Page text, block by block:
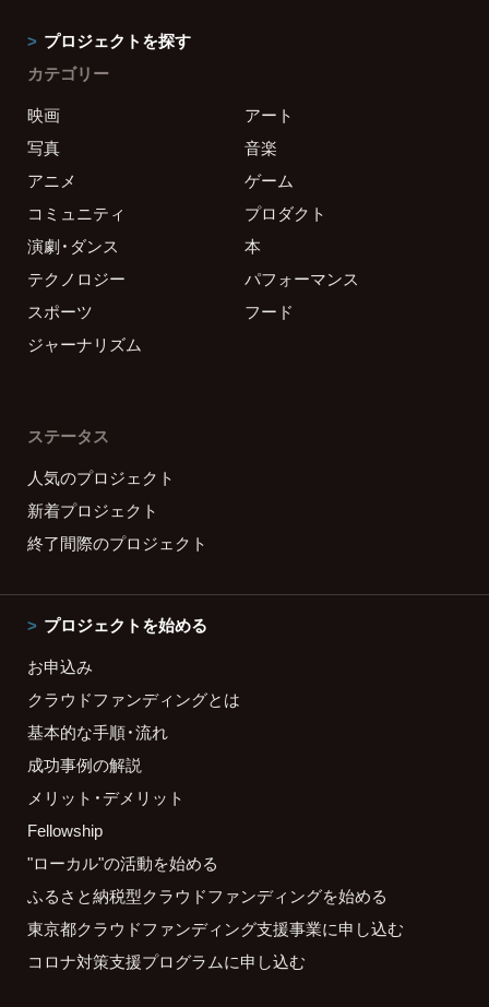
プロジェクトを探す
カテゴリー
映画
アート
写真
音楽
アニメ
ゲーム
コミュニティ
プロダクト
演劇・ダンス
本
テクノロジー
パフォーマンス
スポーツ
フード
ジャーナリズム
ステータス
人気のプロジェクト
新着プロジェクト
終了間際のプロジェクト
プロジェクトを始める
お申込み
クラウドファンディングとは
基本的な手順・流れ
成功事例の解説
メリット・デメリット
Fellowship
"ローカル"の活動を始める
ふるさと納税型クラウドファンディングを始める
東京都クラウドファンディング支援事業に申し込む
コロナ対策支援プログラムに申し込む